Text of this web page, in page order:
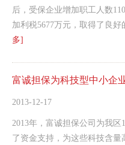
后，受保企业增加职工人数
加利税5677万元，取得了良
多]
富诚担保为科技型中小企
2013-12-17
2013年，富诚担保公司为我
了资金支持，为这些科技含